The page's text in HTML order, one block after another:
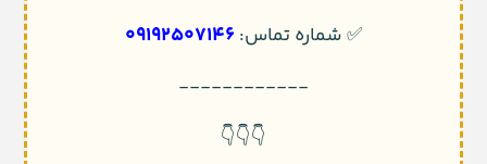
✅ شماره تماس:09192507146
------------
👇👇👇